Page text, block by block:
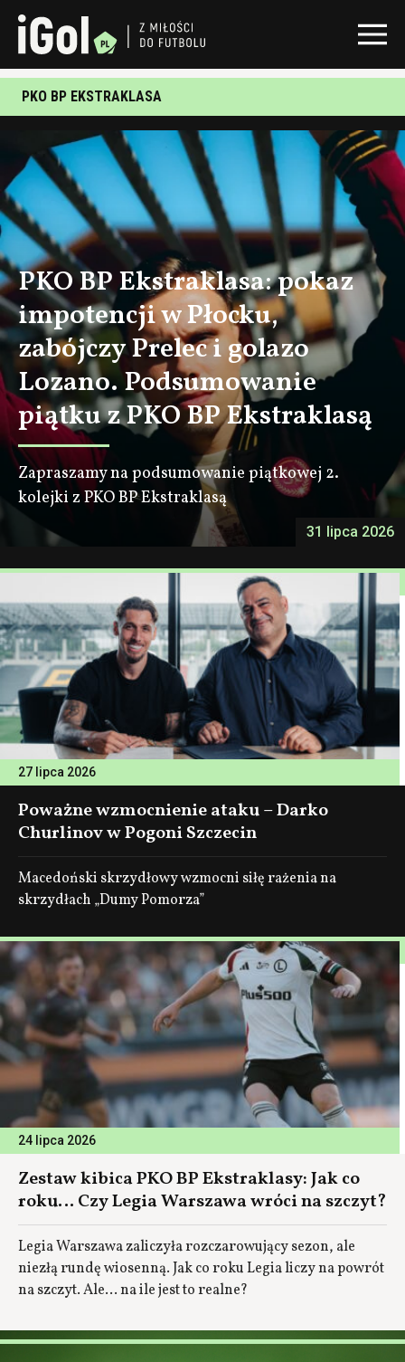
PKO BP EKSTRAKLASA
31 lipca 2026
PKO BP Ekstraklasa: pokaz
impotencji w Płocku,
zabójczy Prelec i golazo
Lozano. Podsumowanie
piątku z PKO BP Ekstraklasą
Zapraszamy na podsumowanie piątkowej 2.
kolejki z PKO BP Ekstraklasą
27 lipca 2026
Poważne wzmocnienie ataku – Darko
Churlinov w Pogoni Szczecin
Macedoński skrzydłowy wzmocni siłę rażenia na
skrzydłach „Dumy Pomorza”
24 lipca 2026
Zestaw kibica PKO BP Ekstraklasy: Jak co
roku… Czy Legia Warszawa wróci na szczyt?
Legia Warszawa zaliczyła rozczarowujący sezon, ale
niezłą rundę wiosenną. Jak co roku Legia liczy na powrót
na szczyt. Ale... na ile jest to realne?